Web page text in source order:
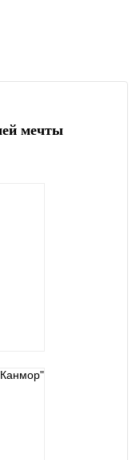
мечты